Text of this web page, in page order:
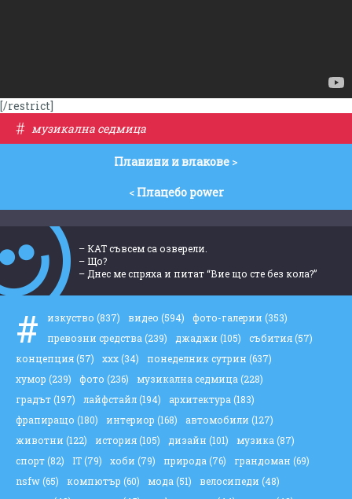
[/restrict]
# музикална седмица
Планини и влакове >
< Плацебо power
– КАТ съвсем са озверели.
– Що?
– Днес ме спряха и питат “Вие що сте без кола?”
# изкуство (837) видео (594) фото-галерии (353)
превозни средства (239) джаджи (105) събития(57)
концепция(57) ххх(34) понеделник сутрин (637)
хумор (239) фото (236) музикална седмица (228)
градът(197) лайфстайл(194) архитектура (183)
фрапиращо (180) интериор (168) автомобили (127)
животни (122) история(105) дизайн (101) музика (87)
спорт(82) IT(79) хоби (79) природа (76) грандоман (69)
nsfw(65) компютър (60) мода (51) велосипеди (48)